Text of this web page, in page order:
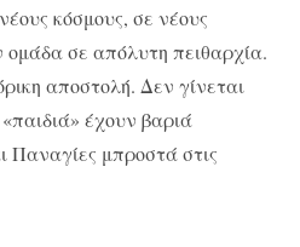
κόσμους, σε νέους
σε απόλυτη πειθαρχία.
αποστολή. Δεν γίνεται
έχουν βαριά
Παναγίες μπροστά στις